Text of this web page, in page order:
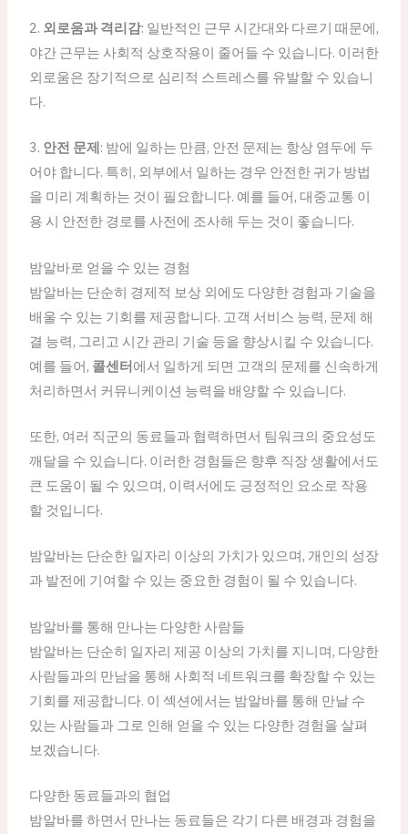
2. 외로움과 격리감: 일반적인 근무 시간대와 다르기 때문에,
야간 근무는 사회적 상호작용이 줄어들 수 있습니다. 이러한
외로움은 장기적으로 심리적 스트레스를 유발할 수 있습니
다.
3. 안전 문제 : 밤에 일하는 만큼, 안전 문제는 항상 염두에 두
어야 합니다. 특히, 외부에서 일하는 경우 안전한 귀가 방법
을 미리 계획하는 것이 필요합니다. 예를 들어, 대중교통 이
용 시 안전한 경로를 사전에 조사해 두는 것이 좋습니다.
밤알바로 얻을 수 있는 경험
밤알바는 단순히 경제적 보상 외에도 다양한 경험과 기술을
배울 수 있는 기회를 제공합니다. 고객 서비스 능력, 문제 해
결 능력, 그리고 시간 관리 기술 등을 향상시킬 수 있습니다.
예를 들어, 콜센터에서 일하게 되면 고객의 문제를 신속하게
처리하면서 커뮤니케이션 능력을 배양할 수 있습니다.
또한, 여러 직군의 동료들과 협력하면서 팀워크의 중요성도
깨달을 수 있습니다. 이러한 경험들은 향후 직장 생활에서도
큰 도움이 될 수 있으며, 이력서에도 긍정적인 요소로 작용
할 것입니다.
밤알바는 단순한 일자리 이상의 가치가 있으며, 개인의 성장
과 발전에 기여할 수 있는 중요한 경험이 될 수 있습니다.
밤알바를 통해 만나는 다양한 사람들
밤알바는 단순히 일자리 제공 이상의 가치를 지니며, 다양한
사람들과의 만남을 통해 사회적 네트워크를 확장할 수 있는
기회를 제공합니다. 이 섹션에서는 밤알바를 통해 만날 수
있는 사람들과 그로 인해 얻을 수 있는 다양한 경험을 살펴
보겠습니다.
다양한 동료들과의 협업
밤알바를 하면서 만나는 동료들은 각기 다른 배경과 경험을